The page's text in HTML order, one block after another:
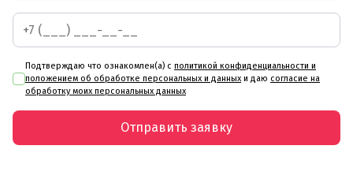
Подтверждаю что ознакомлен(а) с политикой конфиденциальности и
положением об обработке персональных и данных и даю согласие на
обработку моих персональных данных
Отправить заявку